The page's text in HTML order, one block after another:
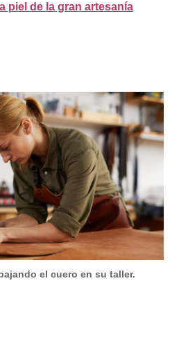
piel de la gran artesanía
el cuero en su taller.